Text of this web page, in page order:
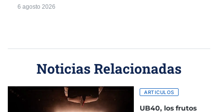
6 agosto 2026
Noticias Relacionadas
ARTICULOS
UB40, los frutos